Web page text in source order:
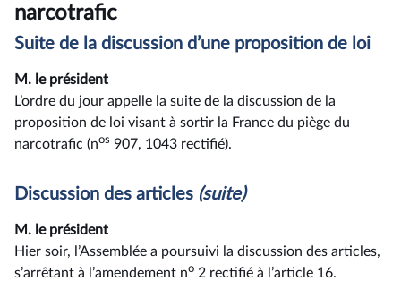
narcotrafic
Suite de la discussion d’une proposition de loi
M. le président
L’ordre du jour appelle la suite de la discussion de la
proposition de loi visant à sortir la France du piège du
narcotrafic (nos 907, 1043 rectifié).
Discussion des articles (suite)
M. le président
Hier soir, l’Assemblée a poursuivi la discussion des articles,
s’arrêtant à l’amendement no 2 rectifié à l’article 16.